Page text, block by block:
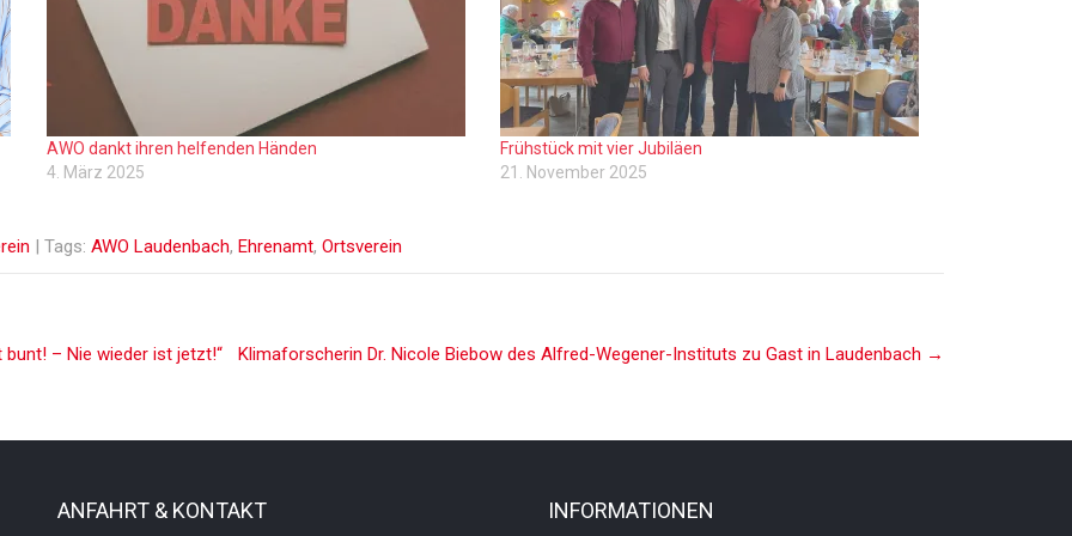
AWO dankt ihren helfenden Händen
4. März 2025
Frühstück mit vier Jubiläen
21. November 2025
| Tags: AWO Laudenbach, Ehrenamt, Ortsverein
– Nie wieder ist jetzt!“ Klimaforscherin Dr. Nicole Biebow des Alfred-Wegener-Instituts zu Gast in Laudenbach →
ANFAHRT & KONTAKT INFORMATIONEN